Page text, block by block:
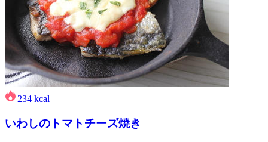
234 kcal
いわしのトマトチーズ焼き